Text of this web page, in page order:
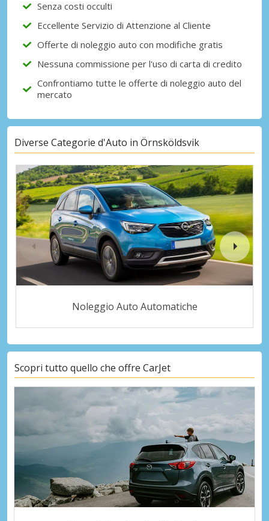
Senza costi occulti
Eccellente Servizio di Attenzione al Cliente
Offerte di noleggio auto con modifiche gratis
Nessuna commissione per l'uso di carta di credito
Confrontiamo tutte le offerte di noleggio auto del
mercato
Diverse Categorie d'Auto in Örnsköldsvik
Noleggio Auto Automatiche
Scopri tutto quello che offre CarJet